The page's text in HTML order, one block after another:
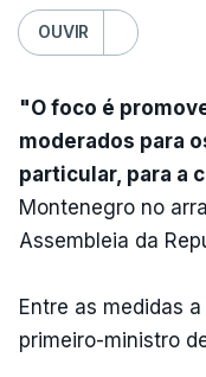
OUVIR
"O foco é
moderados para
particular, para a
Montenegro no
Assembleia da
Entre as medidas
primeiro-ministro